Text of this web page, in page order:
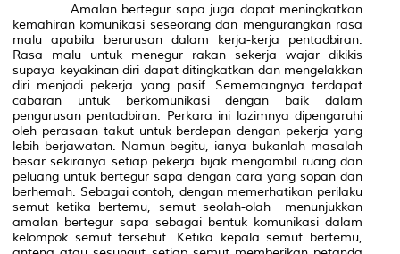
Amalan bertegur sapa juga dapat meningkatkan
kemahiran komunikasi seseorang dan mengurangkan rasa
malu apabila berurusan dalam kerja-kerja pentadbiran.
Rasa malu untuk menegur rakan sekerja wajar dikikis
supaya keyakinan diri dapat ditingkatkan dan mengelakkan
diri menjadi pekerja yang pasif. Sememangnya terdapat
cabaran untuk berkomunikasi dengan baik dalam
pengurusan pentadbiran. Perkara ini lazimnya dipengaruhi
oleh perasaan takut untuk berdepan dengan pekerja yang
lebih berjawatan. Namun begitu, ianya bukanlah masalah
besar sekiranya setiap pekerja bijak mengambil ruang dan
peluang untuk bertegur sapa dengan cara yang sopan dan
berhemah. Sebagai contoh, dengan memerhatikan perilaku
semut ketika bertemu, semut seolah-olah menunjukkan
amalan bertegur sapa sebagai bentuk komunikasi dalam
kelompok semut tersebut. Ketika kepala semut bertemu,